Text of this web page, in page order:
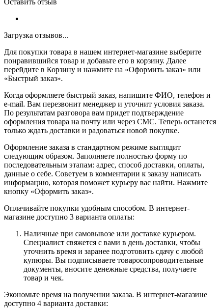
Загрузка отзывов...
Для покупки товара в нашем интернет-магазине выберите
понравившийся товар и добавьте его в корзину. Далее
перейдите в Корзину и нажмите на «Оформить заказ» или
«Быстрый заказ».
Когда оформляете быстрый заказ, напишите ФИО, телефон и
e-mail. Вам перезвонит менеджер и уточнит условия заказа.
По результатам разговора вам придет подтверждение
оформления товара на почту или через СМС. Теперь останется
только ждать доставки и радоваться новой покупке.
Оформление заказа в стандартном режиме выглядит
следующим образом. Заполняете полностью форму по
последовательным этапам: адрес, способ доставки, оплаты,
данные о себе. Советуем в комментарии к заказу написать
информацию, которая поможет курьеру вас найти. Нажмите
кнопку «Оформить заказ».
Оплачивайте покупки удобным способом. В интернет-
магазине доступно 3 варианта оплаты:
Наличные при самовывозе или доставке курьером.
Специалист свяжется с вами в день доставки, чтобы
уточнить время и заранее подготовить сдачу с любой
купюры. Вы подписываете товаросопроводительные
документы, вносите денежные средства, получаете
товар и чек.
Экономьте время на получении заказа. В интернет-магазине
доступно 4 варианта доставки: